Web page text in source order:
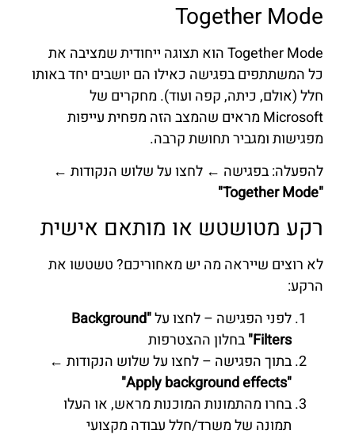
Together Mode
Together Mode הוא תצוגה ייחודית שמציבה את
כל המשתתפים בפגישה כאילו הם יושבים יחד באותו
חלל (אולם, כיתה, קפה ועוד). מחקרים של
Microsoft מראים שהמצב הזה מפחית עייפות
מפגישות ומגביר תחושת קרבה.
להפעלה: בפגישה ← לחצו על שלוש הנקודות ←
"Together Mode"
רקע מטושטש או מותאם אישית
לא רוצים שייראה מה יש מאחוריכם? טשטשו את
הרקע:
לפני הפגישה – לחצו על "Background
Filters" בחלון ההצטרפות
בתוך הפגישה – לחצו על שלוש הנקודות ←
"Apply background effects"
בחרו מהתמונות המוכנות מראש, או העלו
תמונה של משרד/חלל עבודה מקצועי